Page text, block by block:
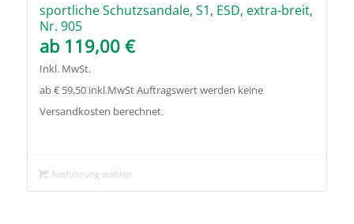
sportliche Schutzsandale, S1, ESD, extra-breit,
Nr. 905
ab 119,00 €
Inkl. MwSt.
ab € 59,50 inkl.MwSt Auftragswert werden keine
Versandkosten berechnet.
Ausführung wählen